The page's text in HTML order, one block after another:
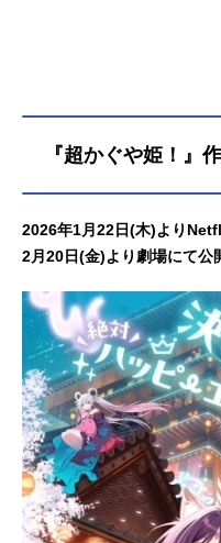
『超かぐや姫！』
2026年1月22日(木)より
2月20日(金)より劇場にて公